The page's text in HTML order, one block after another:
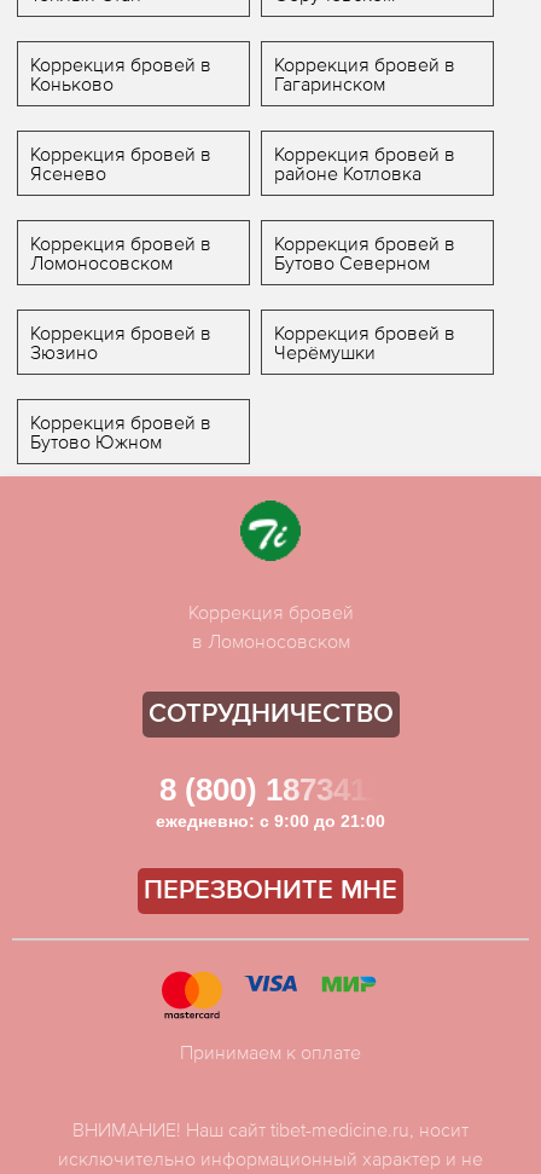
Коррекция бровей в
Коньково
Коррекция бровей в
Гагаринском
Коррекция бровей в
Ясенево
Коррекция бровей в
районе Котловка
Коррекция бровей в
Ломоносовском
Коррекция бровей в
Бутово Северном
Коррекция бровей в
Зюзино
Коррекция бровей в
Черёмушки
Коррекция бровей в
Бутово Южном
Коррекция бровей
в Ломоносовском
СОТРУДНИЧЕСТВО
8 (800) 1873411
ежедневно: с 9:00 до 21:00
ПЕРЕЗВОНИТЕ МНЕ
ВНИМАНИЕ! Наш сайт tibet-medicine.ru, носит
исключительно информационный характер и не
Принимаем к оплате